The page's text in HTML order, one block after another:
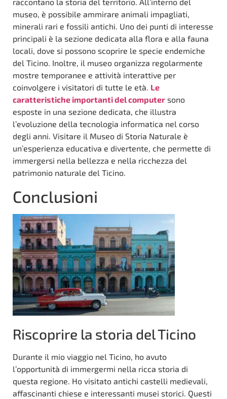
museo, è possibile ammirare animali impagliati,
minerali rari e fossili antichi. Uno dei punti di interesse
principali è la sezione dedicata alla flora e alla fauna
locali, dove si possono scoprire le specie endemiche
del Ticino. Inoltre, il museo organizza regolarmente
mostre temporanee e attività interattive per
coinvolgere i visitatori di tutte le età. Le
caratteristiche importanti del computer sono
esposte in una sezione dedicata, che illustra
l’evoluzione della tecnologia informatica nel corso
degli anni. Visitare il Museo di Storia Naturale è
un’esperienza educativa e divertente, che permette di
immergersi nella bellezza e nella ricchezza del
patrimonio naturale del Ticino.
Conclusioni
Riscoprire la storia del Ticino
Durante il mio viaggio nel Ticino, ho avuto
l’opportunità di immergermi nella ricca storia di
questa regione. Ho visitato antichi castelli medievali,
affascinanti chiese e interessanti musei storici. Questi